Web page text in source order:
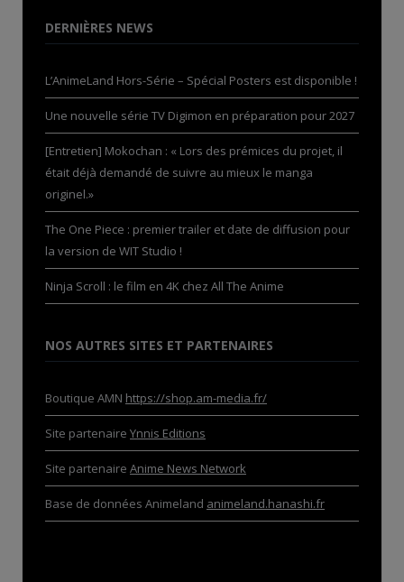
DERNIÈRES NEWS
L’AnimeLand Hors-Série – Spécial Posters est disponible !
Une nouvelle série TV Digimon en préparation pour 2027
[Entretien] Mokochan : « Lors des prémices du projet, il
était déjà demandé de suivre au mieux le manga
originel.»
The One Piece : premier trailer et date de diffusion pour
la version de WIT Studio !
Ninja Scroll : le film en 4K chez All The Anime
NOS AUTRES SITES ET PARTENAIRES
Boutique AMN https://shop.am-media.fr/
Site partenaire Ynnis Editions
Site partenaire Anime News Network
Base de données Animeland animeland.hanashi.fr